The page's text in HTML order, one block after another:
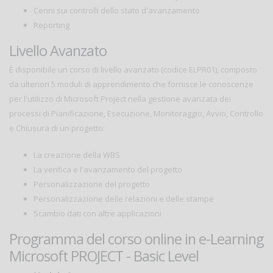
Cenni sui controlli dello stato d'avanzamento
Reporting
Livello Avanzato
È disponibile un corso di livello avanzato (codice ELPR01), composto
da ulteriori 5 moduli di apprendimento che fornisce le conoscenze
per l'utilizzo di Microsoft Project nella gestione avanzata dei
processi di Pianificazione, Esecuzione, Monitoraggio, Avvio, Controllo
e Chiusura di un progetto:
La creazione della WBS
La verifica e l'avanzamento del progetto
Personalizzazione del progetto
Personalizzazione delle relazioni e delle stampe
Scambio dati con altre applicazioni
Programma del corso online in e-Learning
Microsoft PROJECT - Basic Level